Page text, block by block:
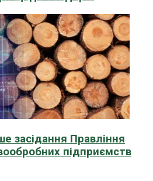
засідання Правління
підприємств